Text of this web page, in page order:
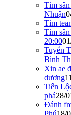
Tìm
Nhuận
Tìm
Tìm
20:00
Tuyển
Bình
Xin ae
dương
Tiến
phá28/
Đánh